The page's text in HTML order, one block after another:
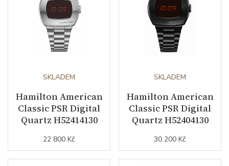
Barva číselníku
Materiál řemínku kůže
Barva řemínku
SKLADEM
Hamilton American
Classic PSR Digital
Quartz H52414130
22 800 Kč
SKLADEM
Hamilton American
Classic PSR Digital
Quartz H52404130
30 200 Kč